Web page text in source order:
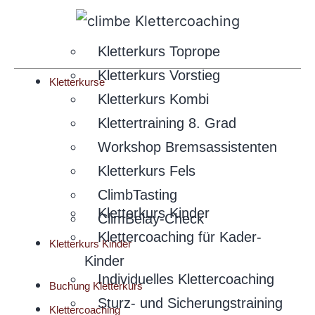
Kletterkurse
Kletterkurs Toprope
Kletterkurs Vorstieg
Kletterkurs Kombi
Klettertraining 8. Grad
Workshop Bremsassistenten
Kletterkurs Fels
ClimbTasting
ClimBelay-Check
Kletterkurs Kinder
Kletterkurs Kinder
Klettercoaching für Kader-
Kinder
Buchung Kletterkurs
Klettercoaching
Individuelles Klettercoaching
Sturz- und Sicherungstraining